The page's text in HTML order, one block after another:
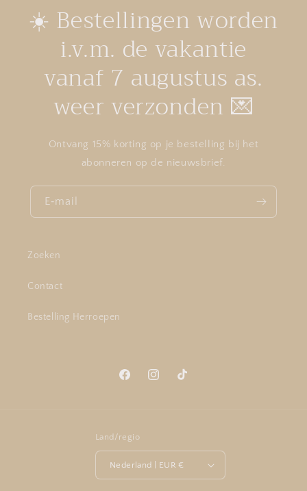
☀️ Bestellingen worden
i.v.m. de vakantie
vanaf 7 augustus as.
weer verzonden 💌
Ontvang 15% korting op je bestelling bij het
abonneren op de nieuwsbrief.
E‑mail
Zoeken
Contact
Bestelling Herroepen
FacebookInstagramTikTok
Land/regio
Nederland | EUR €